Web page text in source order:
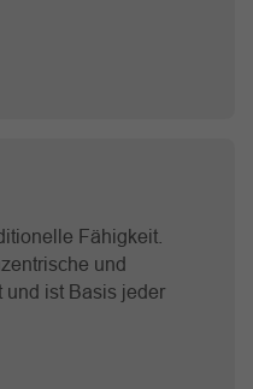
Fähigkeit.
und
und ist Basis jeder